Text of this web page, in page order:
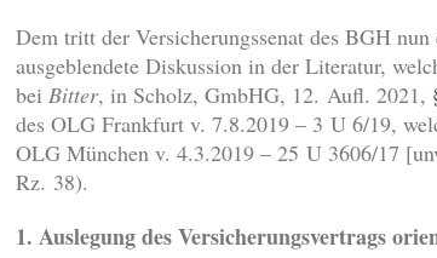
Dem tritt der Versicherungssenat des BGH
ausgeblendete Diskussion in der Literatur,
bei Bitter, in Scholz, GmbHG, 12. Aufl. 2021,
des OLG Frankfurt v. 7.8.2019 – 3 U 6/19,
OLG München v. 4.3.2019 – 25 U 3606/17
Rz. 38).
1. Auslegung des Versicherungsvertrags